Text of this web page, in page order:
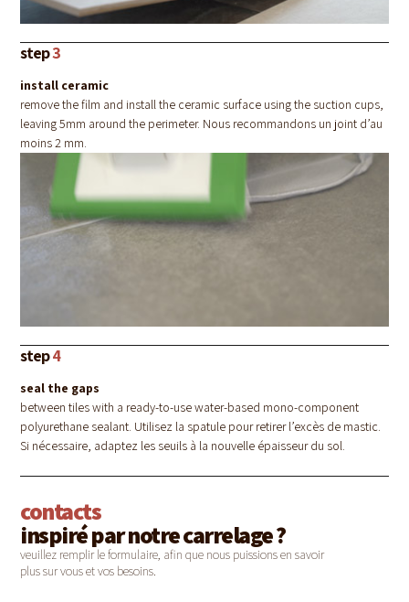
step3
install ceramic
remove the film and install the ceramic surface using the suction cups,
leaving 5mm around the perimeter. Nous recommandons un joint d’au
moins 2 mm.
step4
seal the gaps
between tiles with a ready-to-use water-based mono-component
polyurethane sealant. Utilisez la spatule pour retirer l’excès de mastic.
Si nécessaire, adaptez les seuils à la nouvelle épaisseur du sol.
contacts
inspiré par notre carrelage ?
veuillez remplir le formulaire, afin que nous puissions en savoir
plus sur vous et vos besoins.